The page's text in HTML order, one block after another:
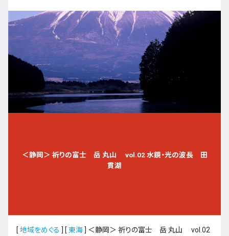
＜静岡＞ 祈りの富士 岳 丸山 vol.02 水鏡・光の波長 田
貫湖
[ 地域をめぐる ] [ 東海 ] ＜静岡＞ 祈りの富士 岳 丸山 vol.02